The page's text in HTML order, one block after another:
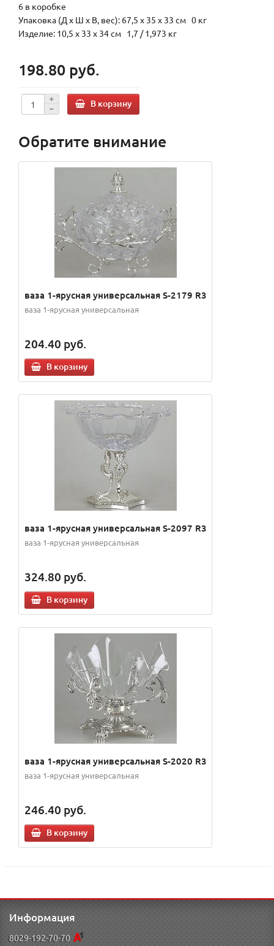
6 в коробке
Упаковка (Д х Ш х В, вес): 67,5 x 35 x 33 см 0 кг
Изделие: 10,5 x 33 x 34 см 1,7 / 1,973 кг
198.80 руб.
В корзину
Обратите внимание
ваза 1-ярусная универсальная S-2179 R3
ваза 1-ярусная универсальная
204.40 руб.
В корзину
ваза 1-ярусная универсальная S-2097 R3
ваза 1-ярусная универсальная
324.80 руб.
В корзину
ваза 1-ярусная универсальная S-2020 R3
ваза 1-ярусная универсальная
246.40 руб.
В корзину
Информация
8029-192-70-70